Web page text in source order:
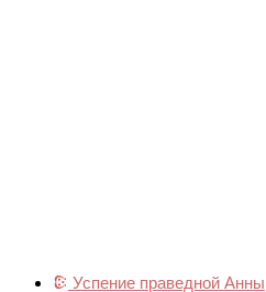
Успение праведной